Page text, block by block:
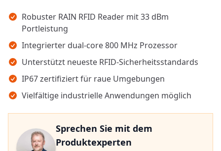
Wichtigste Erkenntnisse
Robuster RAIN RFID Reader mit 33 dBm
Portleistung
Integrierter dual-core 800 MHz Prozessor
Unterstützt neueste RFID-Sicherheitsstandards
IP67 zertifiziert für raue Umgebungen
Vielfältige industrielle Anwendungen möglich
Sprechen Sie mit dem
Produktexperten